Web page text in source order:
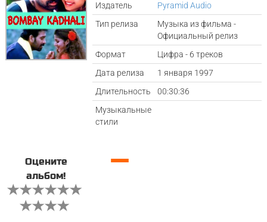
Издатель
Pyramid Audio
Тип релиза
Музыка из фильма -
Официальный релиз
Формат
Цифра - 6 треков
Дата релиза
1 января 1997
Длительность
00:30:36
Музыкальные
стили
Оцените
альбом!
—